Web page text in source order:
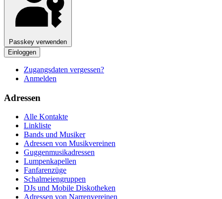
Passkey verwenden
Einloggen
Zugangsdaten vergessen?
Anmelden
Adressen
Alle Kontakte
Linkliste
Bands und Musiker
Adressen von Musikvereinen
Guggenmusikadressen
Lumpenkapellen
Fanfarenzüge
Schalmeiengruppen
DJs und Mobile Diskotheken
Adressen von Narrenvereinen